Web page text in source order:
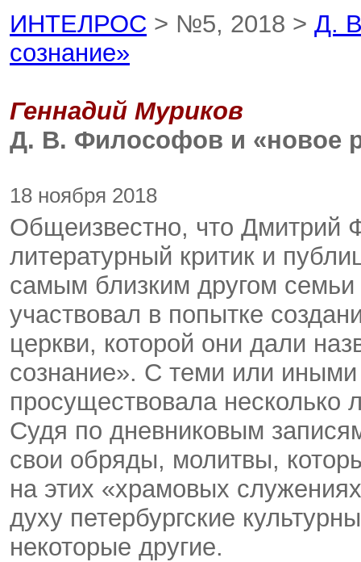
ИНТЕЛРОС > №5, 2018 > Д.
сознание»
Геннадий Муриков
Д. В. Философов и «новое
18 ноября 2018
Общеизвестно, что Дмитрий
литературный критик и
самым близким другом
участвовал в попытке
церкви, которой они дали
сознание». С теми или
просуществовала несколько
Судя по дневниковым
свои обряды, молитвы,
на этих «храмовых
духу петербургские
некоторые другие.